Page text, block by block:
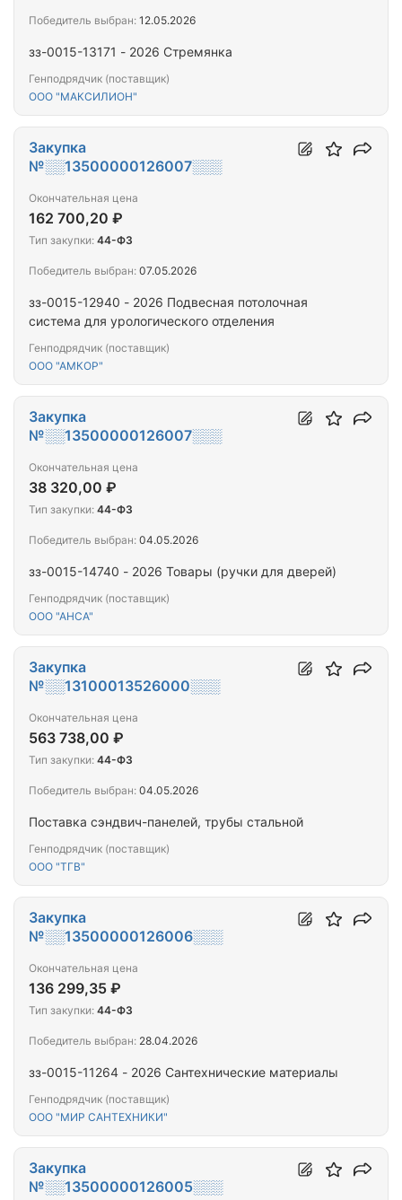
зз-0015-13171 - 2026 Стремянка
Генподрядчик (поставщик)
ООО "МАКСИЛИОН"
Победитель выбран: 12.05.2026
зз-0015-12940 - 2026 Подвесная потолочная
система для урологического отделения
Генподрядчик (поставщик)
ООО "АМКОР"
Закупка
№░░13500000126007░░░
Окончательная цена
162 700,20 ₽
Тип закупки: 44-ФЗ
Победитель выбран: 07.05.2026
зз-0015-14740 - 2026 Товары (ручки для дверей)
Генподрядчик (поставщик)
ООО "АНСА"
Закупка
№░░13500000126007░░░
Окончательная цена
38 320,00 ₽
Тип закупки: 44-ФЗ
Победитель выбран: 04.05.2026
Поставка сэндвич-панелей, трубы стальной
Генподрядчик (поставщик)
ООО "ТГВ"
Закупка
№░░13100013526000░░░
Окончательная цена
563 738,00 ₽
Тип закупки: 44-ФЗ
Победитель выбран: 04.05.2026
зз-0015-11264 - 2026 Сантехнические материалы
Генподрядчик (поставщик)
ООО "МИР САНТЕХНИКИ"
Закупка
№░░13500000126006░░░
Окончательная цена
136 299,35 ₽
Тип закупки: 44-ФЗ
Победитель выбран: 28.04.2026
Закупка
№░░13500000126005░░░